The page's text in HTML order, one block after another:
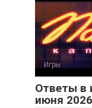
Игры
Ответы в
июня